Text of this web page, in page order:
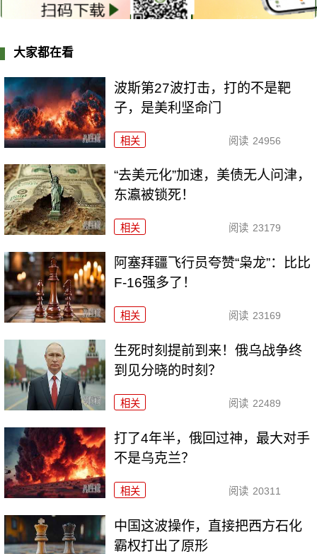
大家都在看
波斯第27波打击，打的不是靶
子，是美利坚命门
相关 阅读 24956
“去美元化”加速，美债无人问津，
东瀛被锁死！
相关 阅读 23179
阿塞拜疆飞行员夸赞“枭龙”：比比
F-16强多了！
相关 阅读 23169
生死时刻提前到来！俄乌战争终
到见分晓的时刻？
相关 阅读 22489
打了4年半，俄回过神，最大对手
不是乌克兰？
相关 阅读 20311
中国这波操作，直接把西方石化
霸权打出了原形